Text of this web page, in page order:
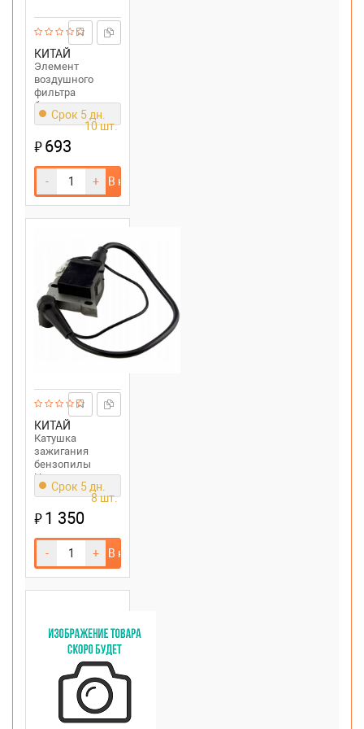
КИТАЙ
Элемент
воздушного
фильтра
бензопилы
Husqvarna 51,55
Срок 5 дн.
10 шт.
₽693
- + В корзину
КИТАЙ
Катушка
зажигания
бензопилы
Husqvarna
268,272,55
Срок 5 дн.
8 шт.
₽1 350
- + В корзину